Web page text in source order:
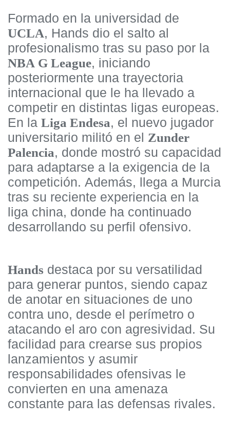
Formado en la universidad de
UCLA, Hands dio el salto al
profesionalismo tras su paso por la
NBA G League, iniciando
posteriormente una trayectoria
internacional que le ha llevado a
competir en distintas ligas europeas.
En la Liga Endesa, el nuevo jugador
universitario militó en el Zunder
Palencia, donde mostró su capacidad
para adaptarse a la exigencia de la
competición. Además, llega a Murcia
tras su reciente experiencia en la
liga china, donde ha continuado
desarrollando su perfil ofensivo.
Hands destaca por su versatilidad
para generar puntos, siendo capaz
de anotar en situaciones de uno
contra uno, desde el perímetro o
atacando el aro con agresividad. Su
facilidad para crearse sus propios
lanzamientos y asumir
responsabilidades ofensivas le
convierten en una amenaza
constante para las defensas rivales.